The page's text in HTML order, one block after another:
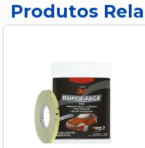
Produtos